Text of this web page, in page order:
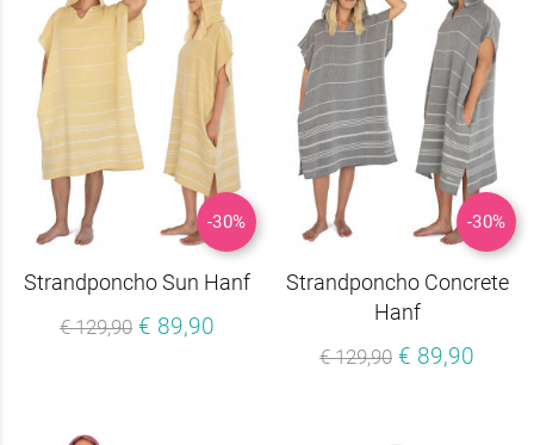
-30%
Strandponcho Sun Hanf
€ 129,90 € 89,90
-30%
Strandponcho Concrete
Hanf
€ 129,90 € 89,90